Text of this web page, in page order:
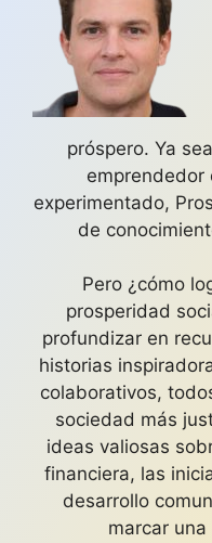
próspero. Ya
emprendedor
experimentado,
de
Pero ¿cómo
prosperidad
profundizar en
historias
colaborativos,
sociedad más
ideas valiosas
financiera, las
desarrollo
marcar